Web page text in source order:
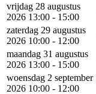
vrijdag 28 augustus
2026 13:00 - 15:00
zaterdag 29 augustus
2026 10:00 - 12:00
maandag 31 augustus
2026 13:00 - 15:00
woensdag 2 september
2026 10:00 - 12:00